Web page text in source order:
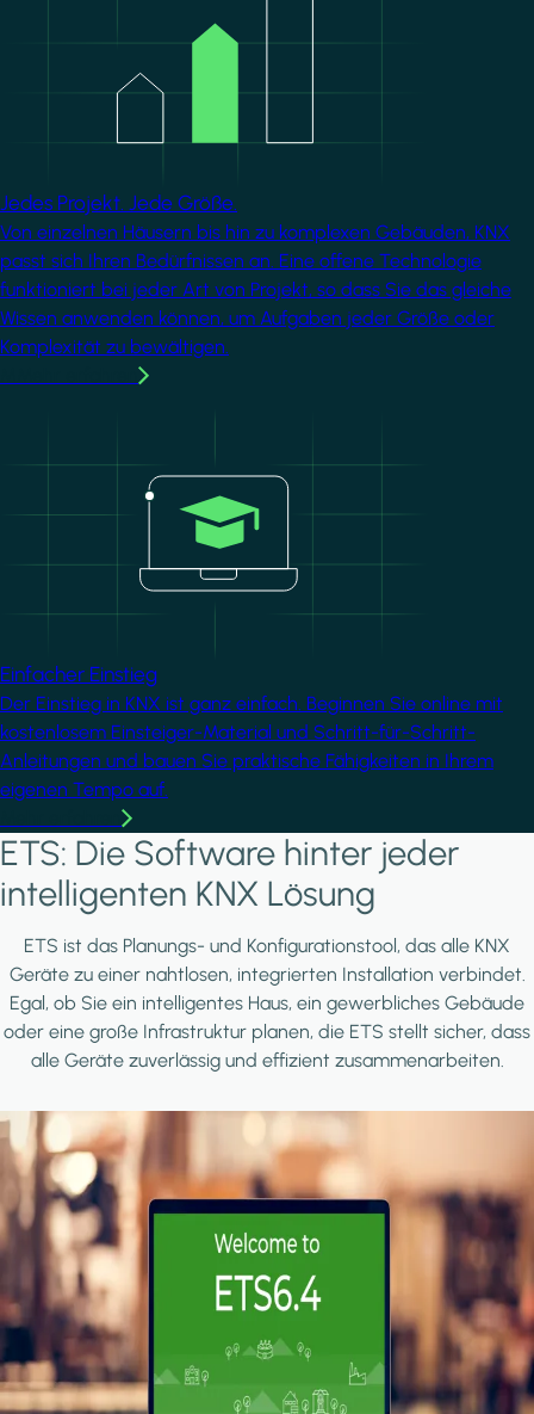
Jedes Projekt. Jede Größe.
Von einzelnen Häusern bis hin zu komplexen Gebäuden, KNX
passt sich Ihren Bedürfnissen an. Eine offene Technologie
funktioniert bei jeder Art von Projekt, so dass Sie das gleiche
Wissen anwenden können, um Aufgaben jeder Größe oder
Komplexität zu bewältigen.
Einfacher Einstieg
Der Einstieg in KNX ist ganz einfach. Beginnen Sie online mit
kostenlosem Einsteiger-Material und Schritt-für-Schritt-
Anleitungen und bauen Sie praktische Fähigkeiten in Ihrem
eigenen Tempo auf.
ETS: Die Software hinter jeder
intelligenten KNX Lösung
ETS ist das Planungs- und Konfigurationstool, das alle KNX
Geräte zu einer nahtlosen, integrierten Installation verbindet.
Egal, ob Sie ein intelligentes Haus, ein gewerbliches Gebäude
oder eine große Infrastruktur planen, die ETS stellt sicher, dass
alle Geräte zuverlässig und effizient zusammenarbeiten.
Image